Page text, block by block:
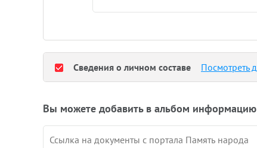
Сведения о личном составе Посмотреть
Вы можете добавить в альбом информацию